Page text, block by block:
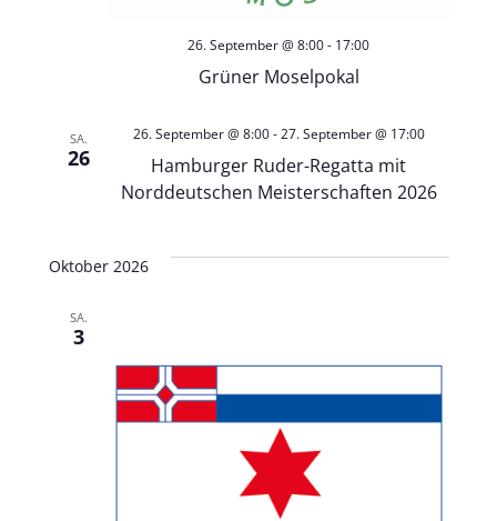
e
u
n
Grüner Moselpokal
26. September @ 8:00- 17:00
SA.
26
Hamburger Ruder-Regatta mit
Norddeutschen Meisterschaften 2026
26. September @ 8:00-27. September @ 17:00
Oktober 2026
SA.
3